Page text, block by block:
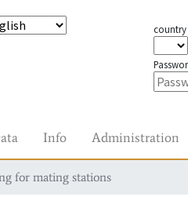
country
Info Administration
for mating stations